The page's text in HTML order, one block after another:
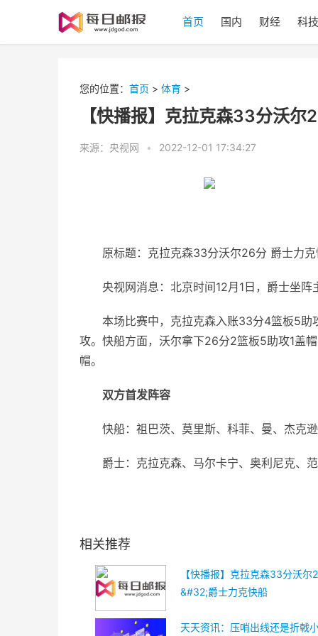
首页 国内 财经 科技
您的位置： 首页 > 体育 >
【快播报】克拉克森33分沃
来源：央视网 • 2022-12-01 17:34:27
原标题：克拉克森33分沃尔26分 爵士力
央视网消息：北京时间12月1日，爵士坐
本场比赛中，克拉克森入账33分4篮板5
攻。快船方面，沃尔拿下26分2篮板5助攻1盖
帽。
双方首发阵容
快船：祖巴茨、莫里斯、科菲、曼、杰克逊
爵士：克拉克森、马尔卡宁、奥利尼克、
相关推荐
【快播报】克拉克森33分沃尔
&#32;爵士力克快船
天天资讯：压哨出线还是折戟